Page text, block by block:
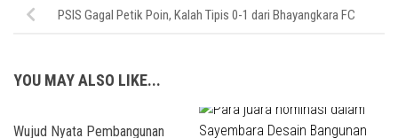
PSIS Gagal Petik Poin, Kalah Tipis 0-1 dari Bhayangkara FC
YOU MAY ALSO LIKE...
Wujud Nyata Pembangunan